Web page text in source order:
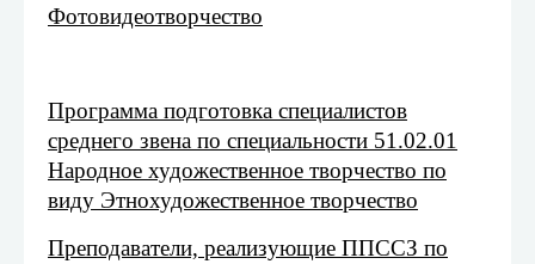
Фотовидеотворчество
Программа подготовка специалистов
среднего звена по специальности 51.02.01
Народное художественное творчество по
виду Этнохудожественное творчество
Преподаватели, реализующие ППССЗ по